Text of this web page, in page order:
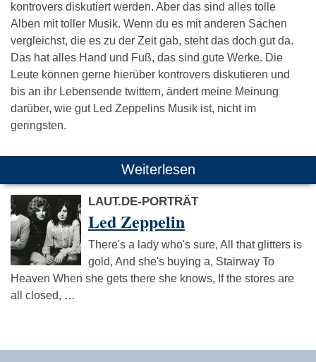
kontrovers diskutiert werden. Aber das sind alles tolle
Alben mit toller Musik. Wenn du es mit anderen Sachen
vergleichst, die es zu der Zeit gab, steht das doch gut da.
Das hat alles Hand und Fuß, das sind gute Werke. Die
Leute können gerne hierüber kontrovers diskutieren und
bis an ihr Lebensende twittern, ändert meine Meinung
darüber, wie gut Led Zeppelins Musik ist, nicht im
geringsten.
Weiterlesen
LAUT.DE-PORTRÄT
Led Zeppelin
There's a lady who's sure, All that glitters is
gold, And she's buying a, Stairway To
Heaven When she gets there she knows, If the stores are
all closed, …